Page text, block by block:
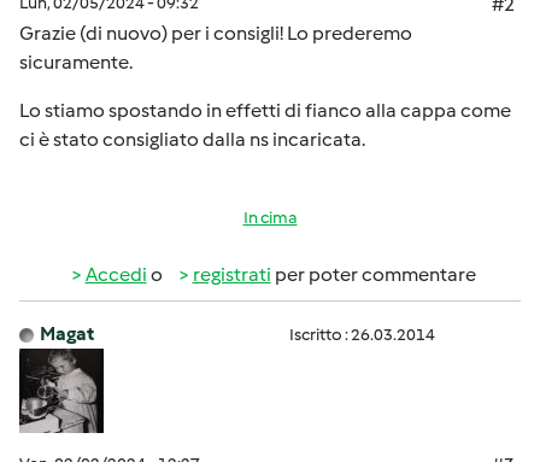
Grazie (di nuovo) per i consigli! Lo prederemo
sicuramente.
Lo stiamo spostando in effetti di fianco alla cappa come
ci è stato consigliato dalla ns incaricata.
In cima
Accedi o registrati per poter commentare
Magat Iscritto : 26.03.2014